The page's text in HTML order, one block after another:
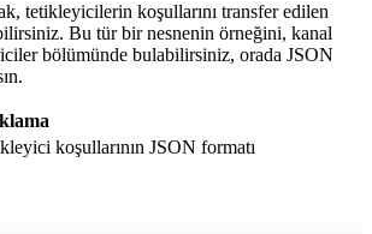
tetikleyicilerin koşullarını transfer edilen
Bu tür bir nesnenin örneğini, kanal
bölümünde bulabilirsiniz, orada JSON
koşullarının JSON formatı